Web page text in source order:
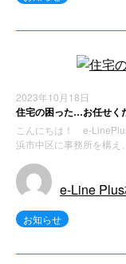
2023年10月18日
住宅の困った…お任せく
こんにちは！ e-
浜市中区に事務所を構え
e-Line
お知らせ